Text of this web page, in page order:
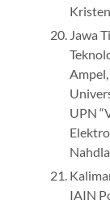
Jawa
UPN
IAIN